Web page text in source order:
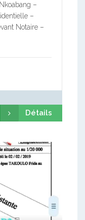
–
–
Notaire –
Détails